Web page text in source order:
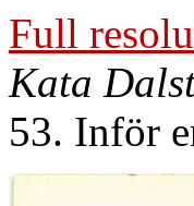
Full
Kata
53. Inför